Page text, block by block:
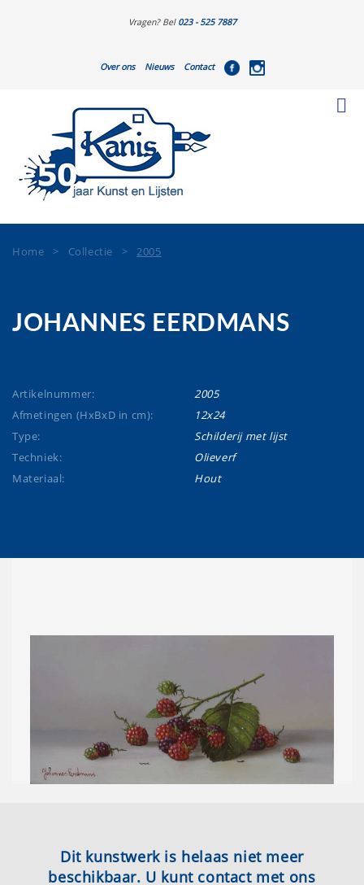
Vragen? Bel 023 - 525 7887
Over ons Nieuws Contact
Home > Collectie >2005
JOHANNES EERDMANS
Artikelnummer:
2005
Afmetingen (HxBxD in cm):
12x24
Type:
Schilderij met lijst
Techniek:
Olieverf
Materiaal:
Hout
Dit kunstwerk is helaas niet meer
beschikbaar. U kunt contact met ons